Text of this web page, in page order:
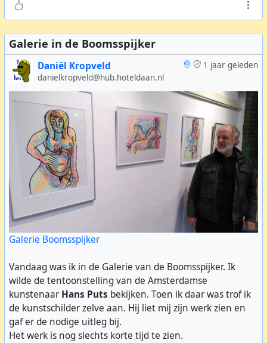
Galerie in de Boomsspijker
1 jaar geleden
Daniël Kropveld
danielkropveld@hub.hoteldaan.nl
Galerie Boomsspijker
Vandaag was ik in de Galerie van de Boomsspijker. Ik
wilde de tentoonstelling van de Amsterdamse
kunstenaar Hans Puts bekijken. Toen ik daar was trof ik
de kunstschilder zelve aan. Hij liet mij zijn werk zien en
gaf er de nodige uitleg bij.
Het werk is nog slechts korte tijd te zien.